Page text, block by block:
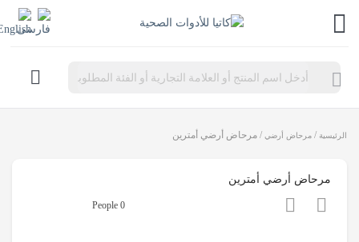
search
الرئيسية/مرحاض أرضي / مرحاض أرضي أمترين
مرحاض أرضي أمترين
0 People